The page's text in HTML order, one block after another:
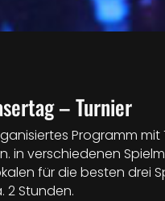
– Turnier
Programm mit
in verschiedenen
für die besten drei
2 Stunden.